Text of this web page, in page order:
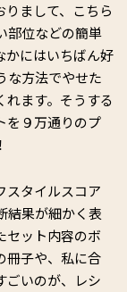
まして、こちら
部位などの簡単
かにはいちばん好
な方法でやせた
れます。そうする
を９万通りのプ
スタイルスコア
結果が細かく表
セット内容のボ
冊子や、私に合
いのが、レシ